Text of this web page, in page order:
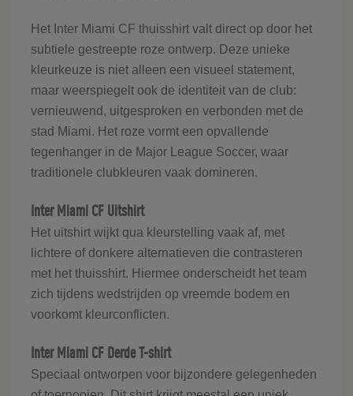
Het Inter Miami CF thuisshirt valt direct op door het
subtiele gestreepte roze ontwerp. Deze unieke
kleurkeuze is niet alleen een visueel statement,
maar weerspiegelt ook de identiteit van de club:
vernieuwend, uitgesproken en verbonden met de
stad Miami. Het roze vormt een opvallende
tegenhanger in de Major League Soccer, waar
traditionele clubkleuren vaak domineren.
Inter Miami CF Uitshirt
Het uitshirt wijkt qua kleurstelling vaak af, met
lichtere of donkere alternatieven die contrasteren
met het thuisshirt. Hiermee onderscheidt het team
zich tijdens wedstrijden op vreemde bodem en
voorkomt kleurconflicten.
Inter Miami CF Derde T-shirt
Speciaal ontworpen voor bijzondere gelegenheden